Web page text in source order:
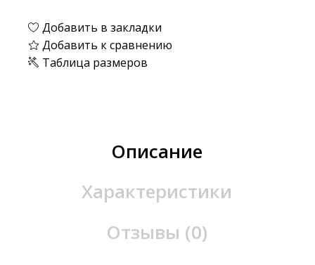
Добавить в закладки
Добавить к сравнению
Таблица размеров
Описание
Характеристики
Отзывы (0)